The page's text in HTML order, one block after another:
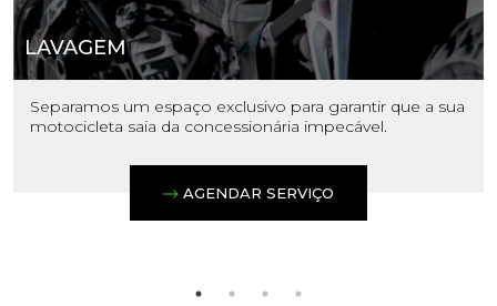
LAVAGEM
Separamos um espaço exclusivo para garantir que a sua
motocicleta saia da concessionária impecável.
AGENDAR SERVIÇO